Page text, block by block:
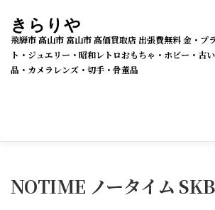
ン
ス
ッ
きらりや
飛騨市 高山市 富山市 高価買取店 出張費無料 金・プ
ト・ジュエリー・昭和レトロおもちゃ・ホビー・古
品・カメラレンズ・切手・骨董品
NOTIME ノータイム